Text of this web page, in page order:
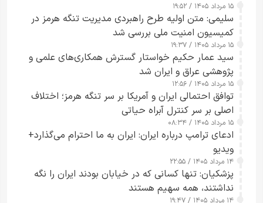
۱۵ مرداد ۱۴۰۵ / ۱۹:۵۲
سلیمی: متن اولیه طرح راهبردی مدیریت تنگه هرمز در
کمیسیون امنیت ملی بررسی شد
۱۵ مرداد ۱۴۰۵ / ۱۹:۳۷
سید عمار حکیم خواستار گسترش همکاری‌های علمی و
پژوهشی عراق و ایران شد
۱۵ مرداد ۱۴۰۵ / ۱۲:۵۶
توافق احتمالی ایران و آمریکا بر سر تنگه هرمز؛ اختلاف
اصلی بر سر کنترل آبراه حیاتی
۱۵ مرداد ۱۴۰۵ / ۰۸:۳۴
ادعای ترامپ درباره ایران: ایران به ما احترام می‌گذارد+
ویدیو
۱۴ مرداد ۱۴۰۵ / ۲۲:۵۵
پزشکیان: تنها کسانی که در خیابان بودند ایران را نگه
نداشتند، همه سهیم هستند
۱۴ مرداد ۱۴۰۵ / ۱۹:۴۷